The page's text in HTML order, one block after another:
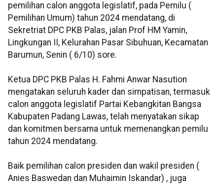
pemilihan calon anggota legislatif, pada Pemilu (
Pemilihan Umum) tahun 2024 mendatang, di
Sekretriat DPC PKB Palas, jalan Prof HM Yamin,
Lingkungan II, Kelurahan Pasar Sibuhuan, Kecamatan
Barumun, Senin ( 6/10) sore.
Ketua DPC PKB Palas H. Fahmi Anwar Nasution
mengatakan seluruh kader dan simpatisan, termasuk
calon anggota legislatif Partai Kebangkitan Bangsa
Kabupaten Padang Lawas, telah menyatakan sikap
dan komitmen bersama untuk memenangkan pemilu
tahun 2024 mendatang.
Baik pemilihan calon presiden dan wakil presiden (
Anies Baswedan dan Muhaimin Iskandar) , juga